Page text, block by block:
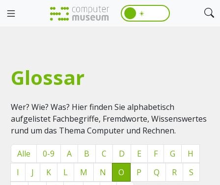
☀️
Glossar
Wer? Wie? Was? Hier finden Sie alphabetisch
aufgelistet Fachbegriffe, Fremdworte, Wissenswertes
rund um das Thema Computer und Rechnen.
Alle 0-9 A B C D E F G
H
I
J K L M N O P Q R
S